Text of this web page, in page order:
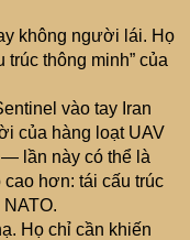
không người lái. Họ
trúc thông minh” của
vào tay Iran
của hàng loạt UAV
lần này có thể là
hơn: tái cấu trúc
Họ chỉ cần khiến